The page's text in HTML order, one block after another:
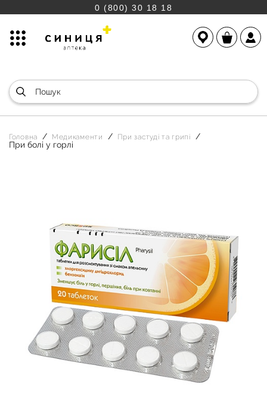
0 (800) 30 18 18
Головна Медикаменти При застуді та грипі
При болі у горлі